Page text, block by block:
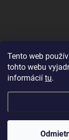
Tento web
tohto webu
informácií tu.
Good
Copyright